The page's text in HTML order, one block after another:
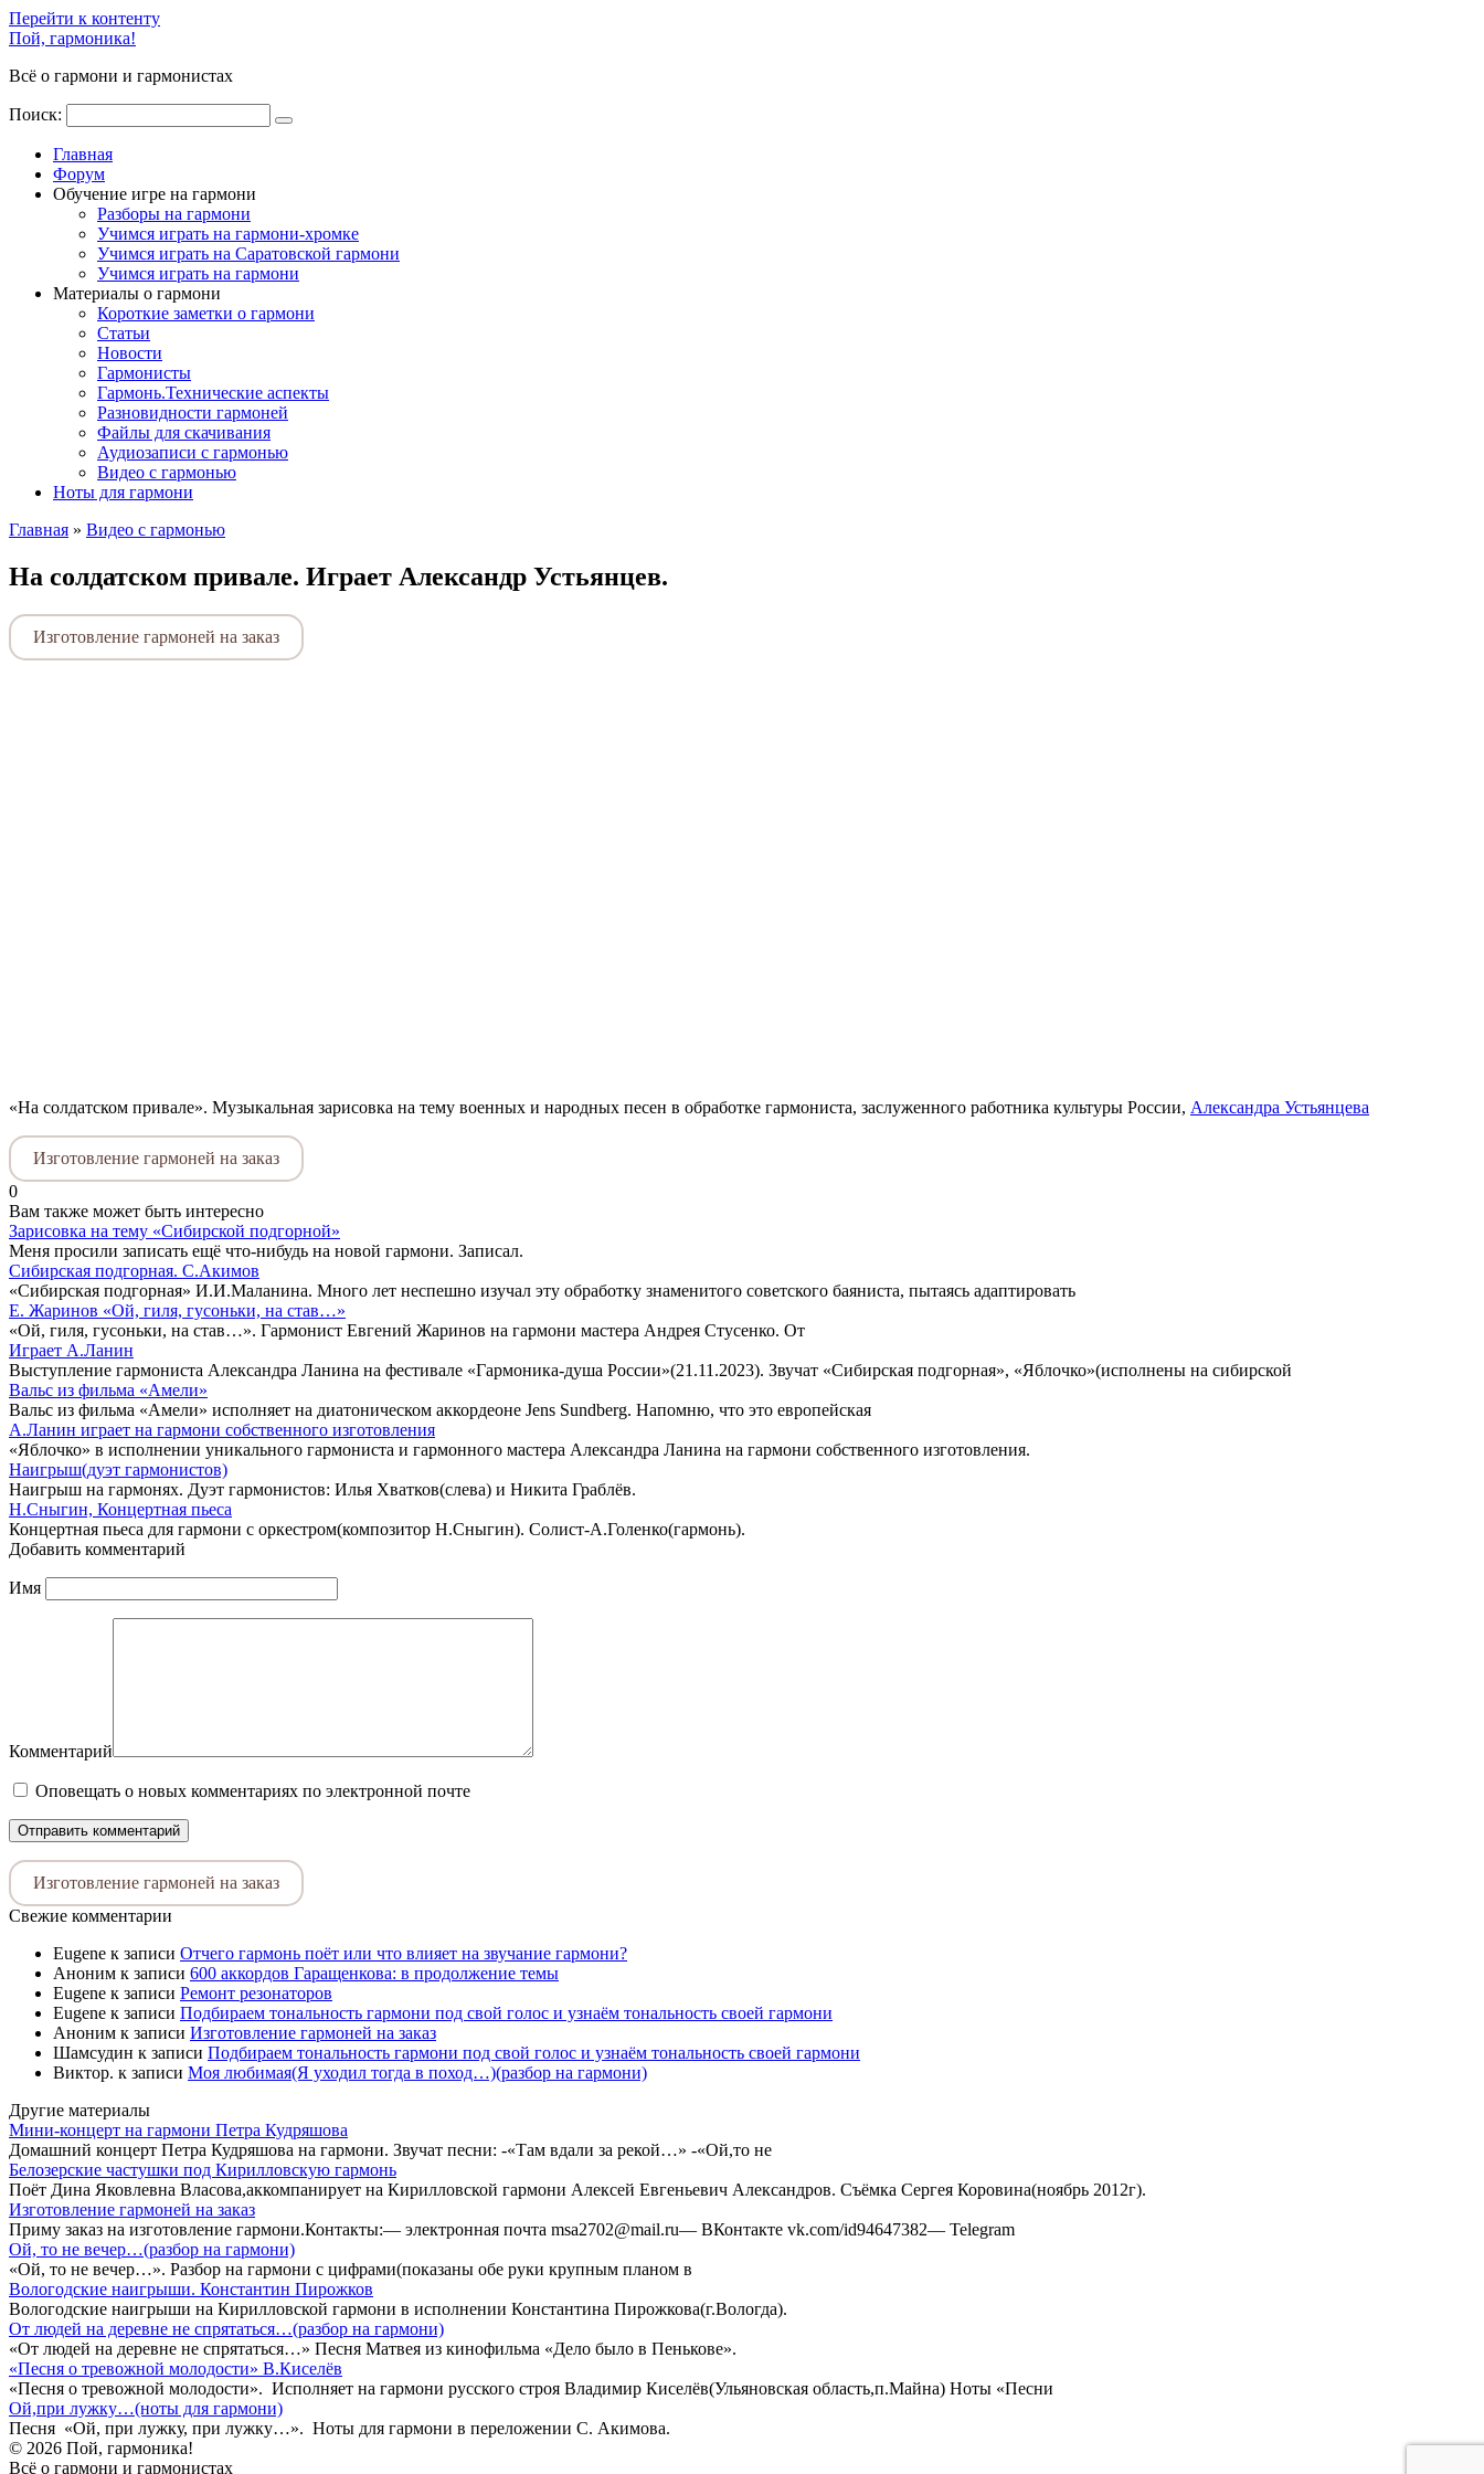
Перейти к контенту
Пой, гармоника!
Всё о гармони и гармонистах
Поиск:
Главная
Форум
Обучение игре на гармони
Разборы на гармони
Учимся играть на гармони-хромке
Учимся играть на Саратовской гармони
Учимся играть на гармони
Материалы о гармони
Короткие заметки о гармони
Cтатьи
Новости
Гармонисты
Гармонь.Технические аспекты
Разновидности гармоней
Файлы для скачивания
Аудиозаписи с гармонью
Видео с гармонью
Ноты для гармони
Главная » Видео с гармонью
На солдатском привале. Играет Александр Устьянцев.
Изготовление гармоней на заказ
«На солдатском привале». Музыкальная зарисовка на тему военных и народных песен в обработке гармониста, заслуженного работника культуры России, Александра Устьянцева
Изготовление гармоней на заказ
0
Вам также может быть интересно
Зарисовка на тему «Сибирской подгорной»
Меня просили записать ещё что-нибудь на новой гармони. Записал.
Сибирская подгорная. С.Акимов
«Сибирская подгорная» И.И.Маланина. Много лет неспешно изучал эту обработку знаменитого советского баяниста, пытаясь адаптировать
Е. Жаринов «Ой, гиля, гусоньки, на став…»
«Ой, гиля, гусоньки, на став…». Гармонист Евгений Жаринов на гармони мастера Андрея Стусенко. От
Играет А.Ланин
Выступление гармониста Александра Ланина на фестивале «Гармоника-душа России»(21.11.2023). Звучат «Сибирская подгорная», «Яблочко»(исполнены на сибирской
Вальс из фильма «Амели»
Вальс из фильма «Амели» исполняет на диатоническом аккордеоне Jens Sundberg. Напомню, что это европейская
А.Ланин играет на гармони собственного изготовления
«Яблочко» в исполнении уникального гармониста и гармонного мастера Александра Ланина на гармони собственного изготовления.
Наигрыш(дуэт гармонистов)
Наигрыш на гармонях. Дуэт гармонистов: Илья Хватков(слева) и Никита Граблёв.
Н.Сныгин, Концертная пьеса
Концертная пьеса для гармони с оркестром(композитор Н.Сныгин). Солист-А.Голенко(гармонь).
Добавить комментарий
Имя
Комментарий
Оповещать о новых комментариях по электронной почте
Изготовление гармоней на заказ
Свежие комментарии
Eugene к записи Отчего гармонь поёт или что влияет на звучание гармони?
Аноним к записи 600 аккордов Гаращенкова: в продолжение темы
Eugene к записи Ремонт резонаторов
Eugene к записи Подбираем тональность гармони под свой голос и узнаём тональность своей гармони
Аноним к записи Изготовление гармоней на заказ
Шамсудин к записи Подбираем тональность гармони под свой голос и узнаём тональность своей гармони
Виктор. к записи Моя любимая(Я уходил тогда в поход…)(разбор на гармони)
Другие материалы
Мини-концерт на гармони Петра Кудряшова
Домашний концерт Петра Кудряшова на гармони. Звучат песни: -«Там вдали за рекой…» -«Ой,то не
Белозерские частушки под Кирилловскую гармонь
Поёт Дина Яковлевна Власова,аккомпанирует на Кирилловской гармони Алексей Евгеньевич Александров. Съёмка Сергея Коровина(ноябрь 2012г).
Изготовление гармоней на заказ
Приму заказ на изготовление гармони.Контакты:— электронная почта msa2702@mail.ru— ВКонтакте vk.com/id94647382— Telegram
Ой, то не вечер…(разбор на гармони)
«Ой, то не вечер…». Разбор на гармони с цифрами(показаны обе руки крупным планом в
Вологодские наигрыши. Константин Пирожков
Вологодские наигрыши на Кирилловской гармони в исполнении Константина Пирожкова(г.Вологда).
От людей на деревне не спрятаться…(разбор на гармони)
«От людей на деревне не спрятаться…» Песня Матвея из кинофильма «Дело было в Пенькове».
«Песня о тревожной молодости» В.Киселёв
«Песня о тревожной молодости». Исполняет на гармони русского строя Владимир Киселёв(Ульяновская область,п.Майна) Ноты «Песни
Ой,при лужку…(ноты для гармони)
Песня «Ой, при лужку, при лужку…». Ноты для гармони в переложении С. Акимова.
© 2026 Пой, гармоника!
Всё о гармони и гармонистах